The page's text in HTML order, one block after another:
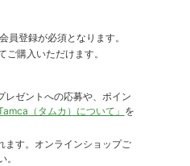
員登録が必須となります。
ご購⼊いただけます。
ゼントへの応募や、ポイン
Tamca（タムカ）について」 を
す。オンラインショップご